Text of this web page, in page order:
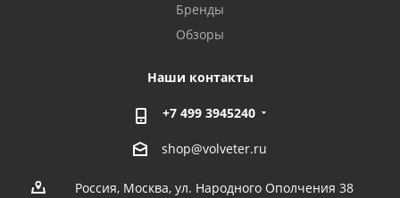
Бренды
Обзоры
Наши контакты
+7 499 3945240
shop@volveter.ru
Россия, Москва, ул. Народного Ополчения 38